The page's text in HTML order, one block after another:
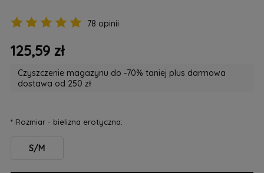
78 opinii
125,59 zł
Czyszczenie magazynu do -70% taniej plus darmowa
dostawa od 250 zł
*Rozmiar - bielizna erotyczna:
S/M